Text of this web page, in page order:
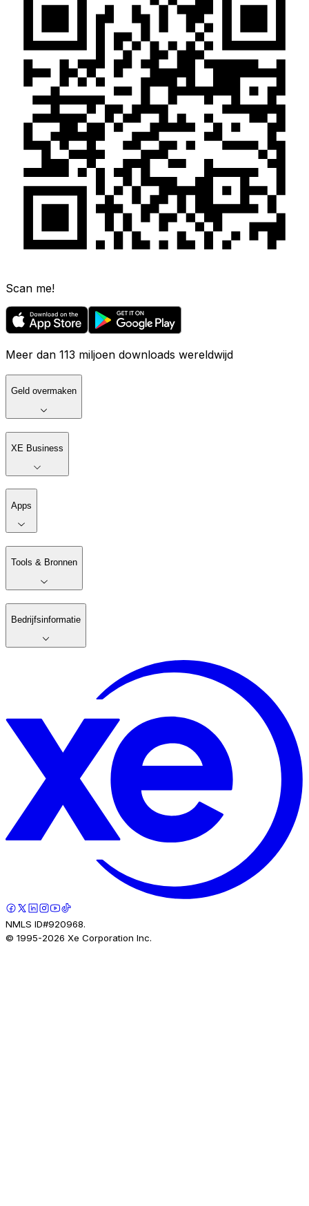
Scan me!
Meer dan 113 miljoen downloads wereldwijd
Geld overmaken
XE Business
Apps
Tools & Bronnen
Bedrijfsinformatie
NMLS ID#920968.
© 1995-2026 Xe Corporation Inc.